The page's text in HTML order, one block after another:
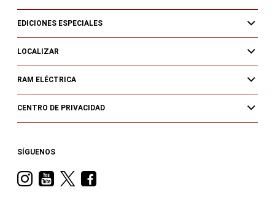
EDICIONES ESPECIALES
LOCALIZAR
RAM ELÉCTRICA
CENTRO DE PRIVACIDAD
SÍGUENOS
VisitVisitVisitVisit